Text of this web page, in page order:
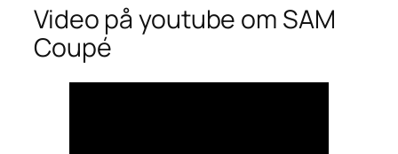
Video på youtube om SAM
Coupé